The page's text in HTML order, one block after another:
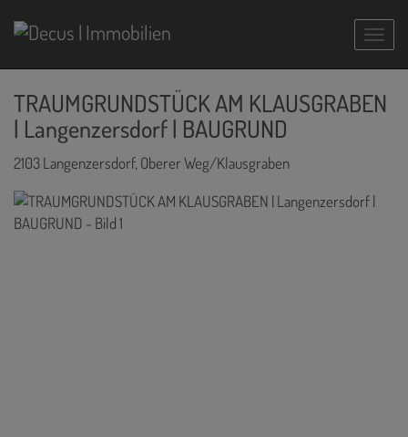
TRAUMGRUNDSTÜCK AM KLAUSGRABEN
| Langenzersdorf | BAUGRUND
2103 Langenzersdorf, Oberer Weg/Klausgraben